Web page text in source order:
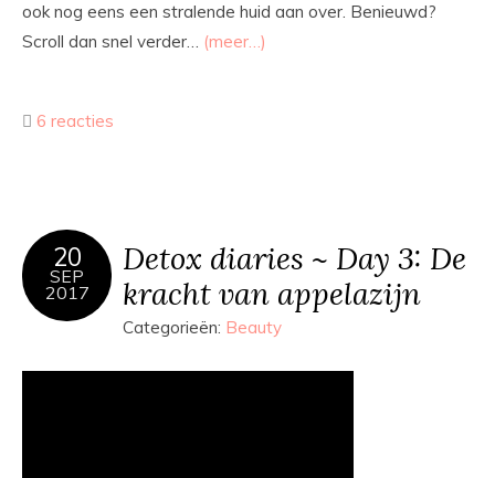
ook nog eens een stralende huid aan over. Benieuwd?
Scroll dan snel verder… (meer…)
6 reacties
20
SEP
2017
Detox diaries ~ Day 3: De
kracht van appelazijn
Categorieën: Beauty